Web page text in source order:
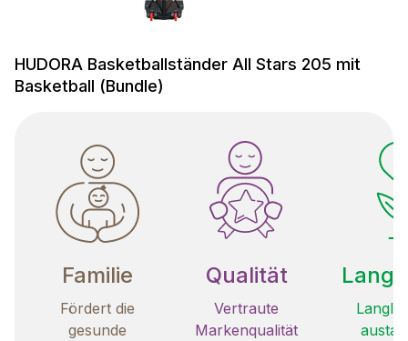
HUDORA Basketballständer All Stars 205 mit
Basketball (Bundle)
Familie
Fördert die
gesunde
Qualität
Vertraute
Markenqualität